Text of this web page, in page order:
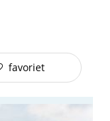
favoriet